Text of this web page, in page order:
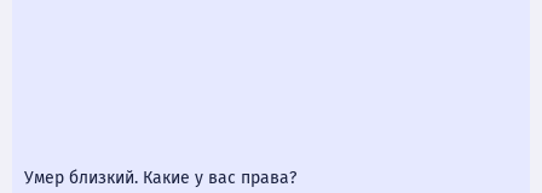
Умер близкий. Какие у вас права?